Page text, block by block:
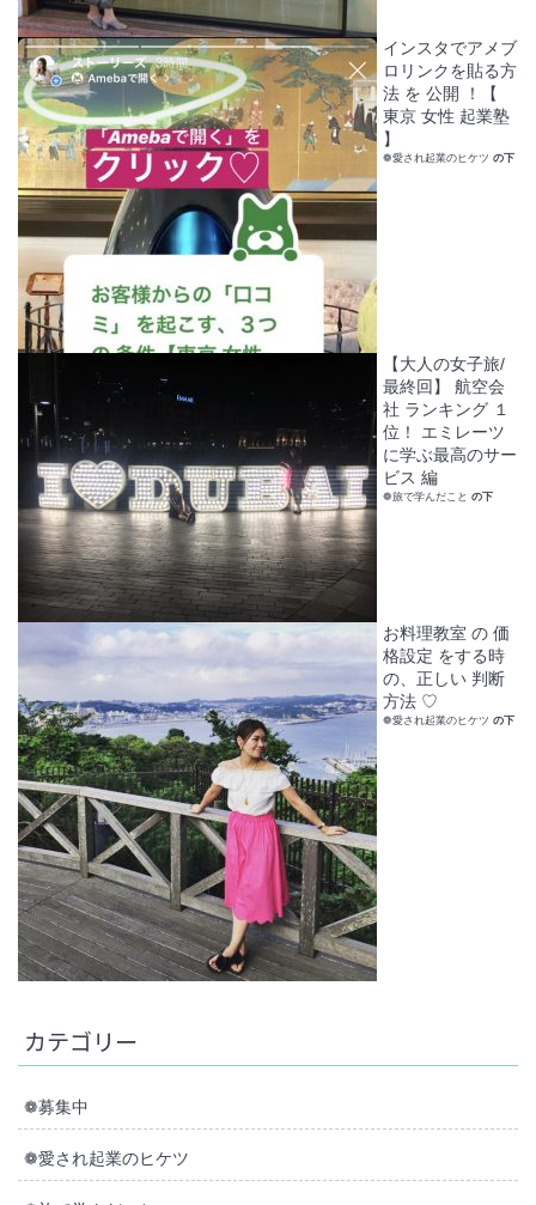
インスタでアメブ
ロリンクを貼る方
法 を 公開 ！【
東京 女性 起業塾
】
❁愛され起業のヒケツ の下
【大人の女子旅/
最終回】 航空会
社 ランキング １
位！ エミレーツ
に学ぶ最高のサー
ビス 編
❁旅で学んだこと の下
お料理教室 の 価
格設定 をする時
の、正しい 判断
方法 ♡
❁愛され起業のヒケツ の下
カテゴリー
❁募集中
❁愛され起業のヒケツ